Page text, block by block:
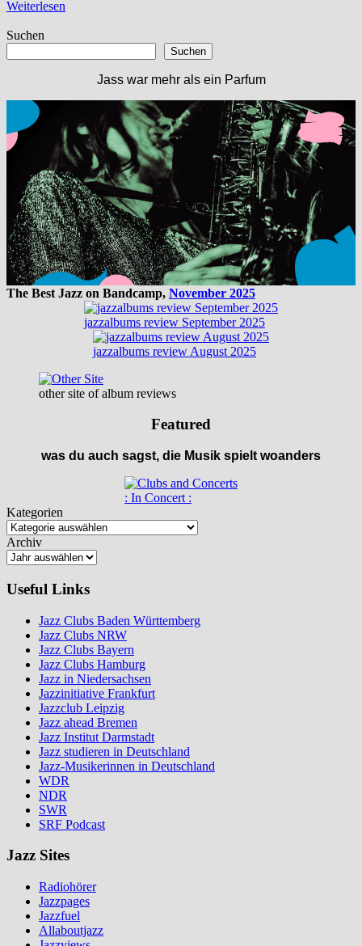
Weiterlesen
Suchen
Suchen
Jass war mehr als ein Parfum
The Best Jazz on Bandcamp, November 2025
jazzalbums review September 2025
jazzalbums review August 2025
other site of album reviews
Featured
was du auch sagst, die Musik spielt woanders
: In Concert :
Kategorien
Archiv
Useful Links
Jazz Clubs Baden Württemberg
Jazz Clubs NRW
Jazz Clubs Bayern
Jazz Clubs Hamburg
Jazz in Niedersachsen
Jazzinitiative Frankfurt
Jazzclub Leipzig
Jazz ahead Bremen
Jazz Institut Darmstadt
Jazz studieren in Deutschland
Jazz-Musikerinnen in Deutschland
WDR
NDR
SWR
SRF Podcast
Jazz Sites
Radiohörer
Jazzpages
Jazzfuel
Allaboutjazz